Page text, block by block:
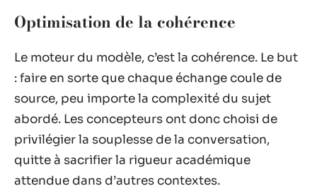
Optimisation de la cohérence
Le moteur du modèle, c’est la cohérence. Le but
: faire en sorte que chaque échange coule de
source, peu importe la complexité du sujet
abordé. Les concepteurs ont donc choisi de
privilégier la souplesse de la conversation,
quitte à sacrifier la rigueur académique
attendue dans d’autres contextes.